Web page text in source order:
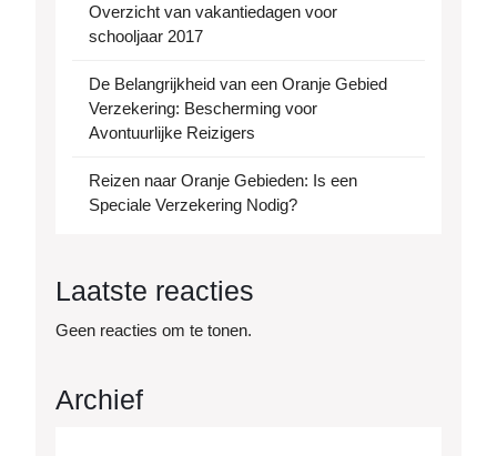
Overzicht van vakantiedagen voor
schooljaar 2017
De Belangrijkheid van een Oranje Gebied
Verzekering: Bescherming voor
Avontuurlijke Reizigers
Reizen naar Oranje Gebieden: Is een
Speciale Verzekering Nodig?
Laatste reacties
Geen reacties om te tonen.
Archief